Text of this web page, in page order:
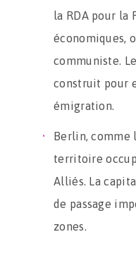
la RDA pour la
économiques,
communiste.
construit pour
émigration.
Berlin, comme
territoire
Alliés. La
de passage
zones.